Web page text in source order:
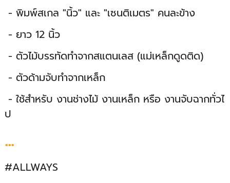
- พิมพ์สเกล "นิ้ว" และ "เซนติเมตร" คนละข้าง
- ยาว 12 นิ้ว
- ตัวไม้บรรทัดทำจากสแตนเลส (แม่เหล็กดูดติด)
- ตัวด้ามจับทำจากเหล็ก
- ใช้สำหรับ งานช่างไม้ งานเหล็ก หรือ งานจับฉากทั่วไ
ป
...
#ALLWAYS